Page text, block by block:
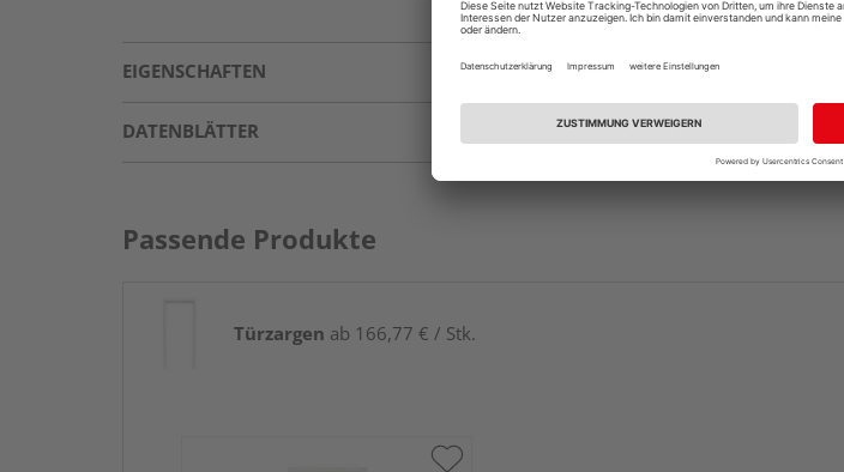
EIGENSCHAFTEN
DATENBLÄTTER
Passende Produkte
Türzargen ab 166,77 € / Stk.